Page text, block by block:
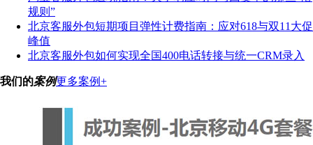
规则”
北京客服外包短期项目弹性计费指南：应对618与双11大促
峰值
北京客服外包如何实现全国400电话转接与统一CRM录入
我们的案例更多案例+